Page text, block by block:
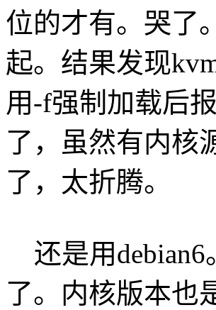
位的才有。哭了
起。结果发现
用-f强制加载后
了，虽然有内核
了，太折腾。
还是用debian6
了。内核版本也